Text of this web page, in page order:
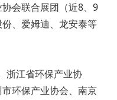
会联合展团（近8、9
、爱姆迪、龙安泰等
浙江省环保产业协
环保产业协会、南京